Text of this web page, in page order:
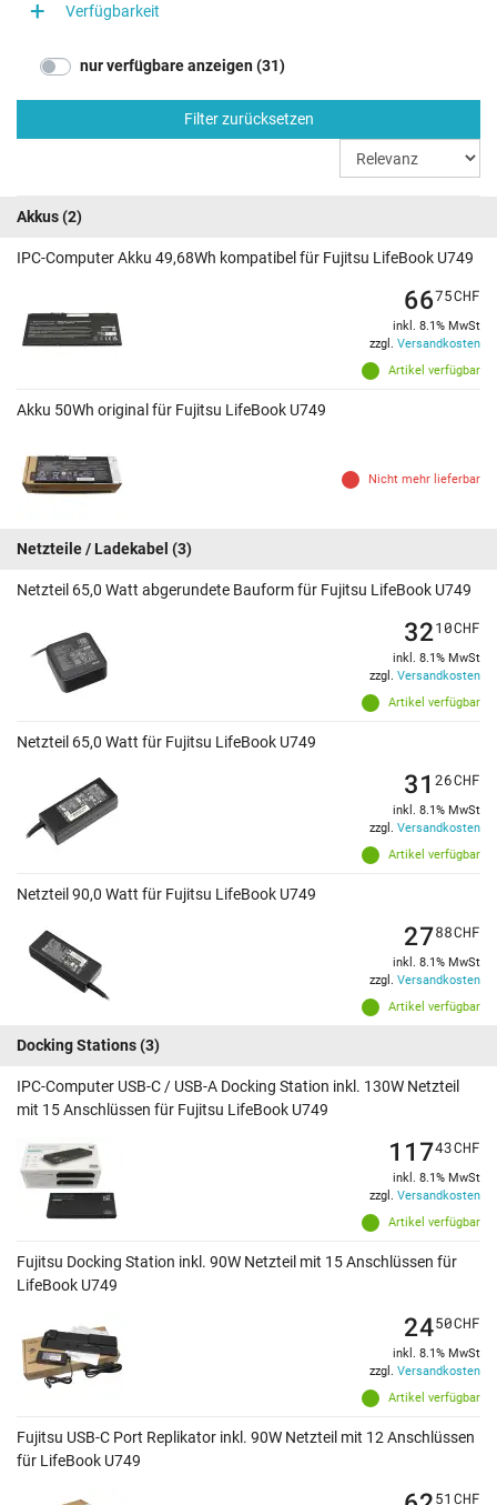
Verfügbarkeit
nur verfügbare anzeigen (31)
Filter zurücksetzen
Akkus(2)
IPC-Computer Akku 49,68Wh kompatibel für Fujitsu LifeBook U749
Artikel verfügbar
6675CHF
inkl. 8.1% MwSt
zzgl. Versandkosten
Akku 50Wh original für Fujitsu LifeBook U749
Nicht mehr lieferbar
Netzteile / Ladekabel (3)
Netzteil 65,0 Watt abgerundete Bauform für Fujitsu LifeBook U749
Artikel verfügbar
3210CHF
inkl. 8.1% MwSt
zzgl. Versandkosten
Netzteil 65,0 Watt für Fujitsu LifeBook U749
Artikel verfügbar
31 26CHF
inkl. 8.1% MwSt
zzgl. Versandkosten
Netzteil 90,0 Watt für Fujitsu LifeBook U749
Artikel verfügbar
2788CHF
inkl. 8.1% MwSt
zzgl. Versandkosten
Docking Stations(3)
IPC-Computer USB-C / USB-A Docking Station inkl. 130W Netzteil
mit 15 Anschlüssen für Fujitsu LifeBook U749
Artikel verfügbar
11743CHF
inkl. 8.1% MwSt
zzgl. Versandkosten
Fujitsu Docking Station inkl. 90W Netzteil mit 15 Anschlüssen für
LifeBook U749
Artikel verfügbar
2450CHF
inkl. 8.1% MwSt
zzgl. Versandkosten
Fujitsu USB-C Port Replikator inkl. 90W Netzteil mit 12 Anschlüssen
für LifeBook U749
51 CHF